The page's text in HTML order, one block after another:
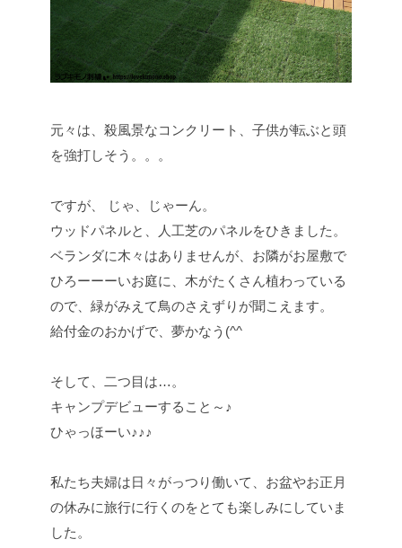
元々は、殺風景なコンクリート、子供が転ぶと頭
を強打しそう。。。
ですが、 じゃ、じゃーん。
ウッドパネルと、人工芝のパネルをひきました。
ベランダに木々はありませんが、お隣がお屋敷で
ひろーーーいお庭に、木がたくさん植わっている
ので、緑がみえて鳥のさえずりが聞こえます。
給付金のおかげで、夢かなう(^^
そして、二つ目は…。
キャンプデビューすること～♪
ひゃっほーい♪♪♪
私たち夫婦は日々がっつり働いて、お盆やお正月
の休みに旅行に行くのをとても楽しみにしていま
した。